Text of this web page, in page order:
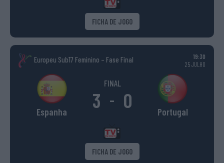
FICHA DE JOGO
Europeu Sub17 Feminino – Fase Final
19:30
25 JULHO
Espanha
FINAL
3 - 0 Portugal
FICHA DE JOGO